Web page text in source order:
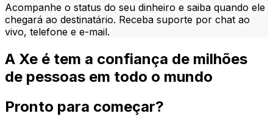
Acompanhe o status do seu dinheiro e saiba quando ele
chegará ao destinatário. Receba suporte por chat ao
vivo, telefone e e-mail.
A Xe é tem a confiança de milhões
de pessoas em todo o mundo
Pronto para começar?